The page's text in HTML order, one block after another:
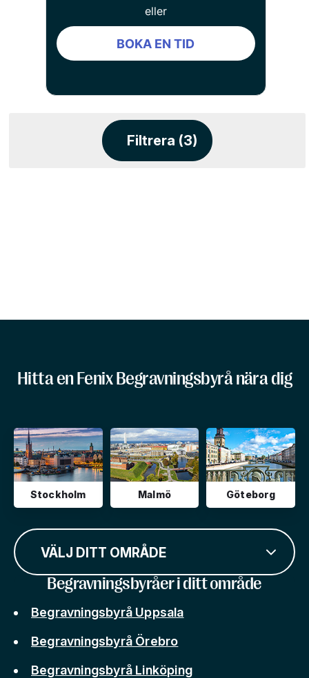
eller
BOKA EN TID
Filtrera (3)
Hitta en Fenix Begravningsbyrå nära dig
Stockholm Malmö Göteborg
VÄLJ DITT OMRÅDE
Begravningsbyråer i ditt område
Begravningsbyrå Uppsala
Begravningsbyrå Örebro
Begravningsbyrå Linköping